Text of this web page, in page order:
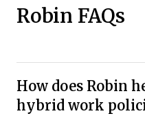
Robin FAQs
How does Robin
hybrid work